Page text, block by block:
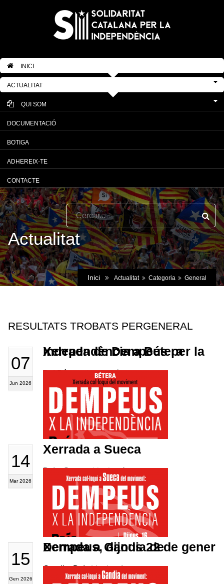
INICI
ACTUALITAT
QUI SOM
DOCUMENTACIÓ
BOTIGA
ADHEREIX-TE
CONTACTE
Inici Actualitat Categoria General
Actualitat
RESULTATS TROBATS PERGENERAL
07
Jun 2026
Xerrada de Dempeus per la Independència a Bétera
DxI Bétera..Llegir més
14
Mar 2026
Xerrada a Sueca
DxI a Sueca..Llegir més
15
Gen 2026
Xerrada a Gandia de Dempeus, dijous 22 de gener
Gandia, DxI..Llegir més